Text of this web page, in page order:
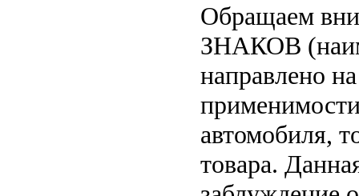
Обращаем
ЗНАКОВ
направлено
автомобиля,
товара.